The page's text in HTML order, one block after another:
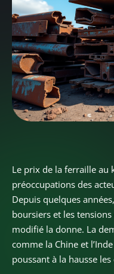
Le prix de la ferraille
préoccupations des
Depuis quelques
boursiers et les
modifié la donne. La
comme la Chine et
poussant à la hausse